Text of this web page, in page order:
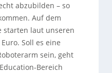
abzubilden – so
Auf dem
starten laut unseren
Soll es eine
sein, geht
Bereich